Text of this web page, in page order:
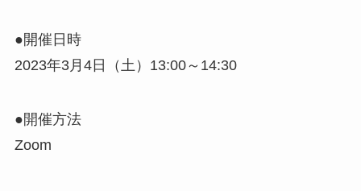
●開催日時
2023年3月4日（土）13:00～14:30
●開催方法
Zoom